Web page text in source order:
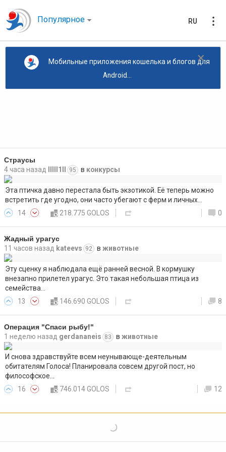
Популярное RU
×
Мобильные приложения кошелька и блогов для
Android...
Страусы
4 часа назад lllll1ll 95 в конкурсы
Эта птичка давно перестала быть экзотикой. Её теперь можно
встретить где угодно, они часто убегают с ферм и личных…
14
218.775 GOLOS 0
Жадный урагус
11 часов назад kateevs 92 в животные
Эту сценку я наблюдала ещё ранней весной. В кормушку
внезапно прилетел урагус. Это такая небольшая птица из
семейства…
13
146.690 GOLOS 8
Операция "Спаси рыбу!"
1 неделю назад gerdananeis 83 в животные
И снова здравствуйте всем неунывающе-деятельным
обитателям Голоса! Планировала совсем другой пост, но
философское…
16
746.014 GOLOS 12